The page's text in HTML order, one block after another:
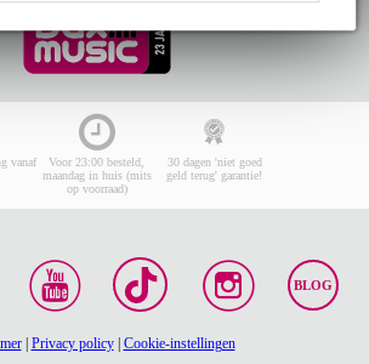
vanaf
Voor 23:00 besteld,
maandag in huis (mits
op voorraad)
30 dagen 'niet goed
geld terug' garantie!
BLOG
| Privacy policy| Cookie-instellingen